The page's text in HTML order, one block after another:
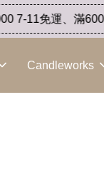
滿6000 順豐快遞
Candleworks